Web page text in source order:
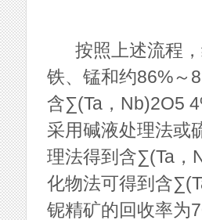
按照上述流程，
铁、锰和约86%～
含∑(Ta，Nb)2O5
采用碱液处理法或
理法得到含∑(Ta，
化物法可得到含
铌精矿的回收率为